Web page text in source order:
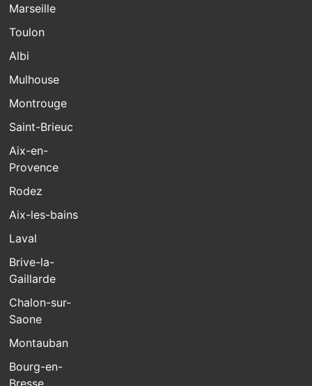
Marseille
Toulon
Albi
Mulhouse
Montrouge
Saint-Brieuc
Aix-en-
Provence
Rodez
Aix-les-bains
Laval
Brive-la-
Gaillarde
Chalon-sur-
Saone
Montauban
Bourg-en-
Bresse